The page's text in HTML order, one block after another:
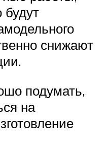
будут
снижают
подумать,
на